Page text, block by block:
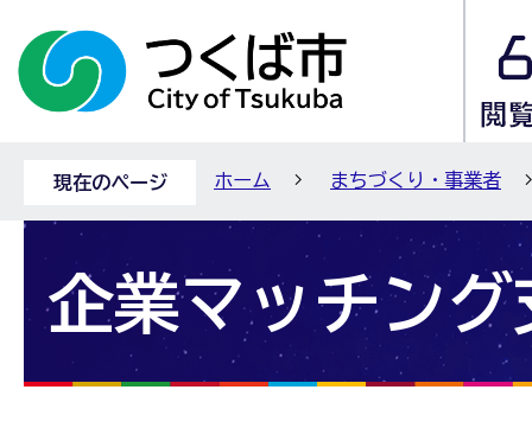
現在のページ ホーム まちづくり・事業者
企業マッチング